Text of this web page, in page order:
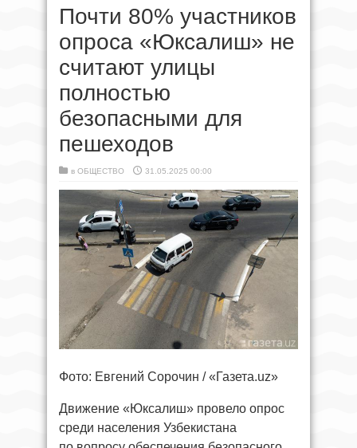
Почти 80% участников
опроса «Юксалиш» не
считают улицы
полностью
безопасными для
пешеходов
в ОБЩЕСТВО 31.05.2025 00:00
Фото: Евгений Сорочин / «Газета.uz»
Движение «Юксалиш» провело опрос
среди населения Узбекистана